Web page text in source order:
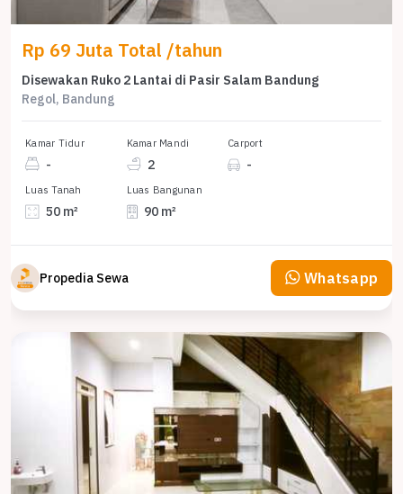
Rp 69 Juta Total /tahun
Disewakan Ruko 2 Lantai di Pasir Salam Bandung
Regol, Bandung
Kamar Tidur
-
Kamar Mandi
2
Carport
-
Luas Tanah
50 m²
Luas Bangunan
90 m²
Propedia Sewa Whatsapp